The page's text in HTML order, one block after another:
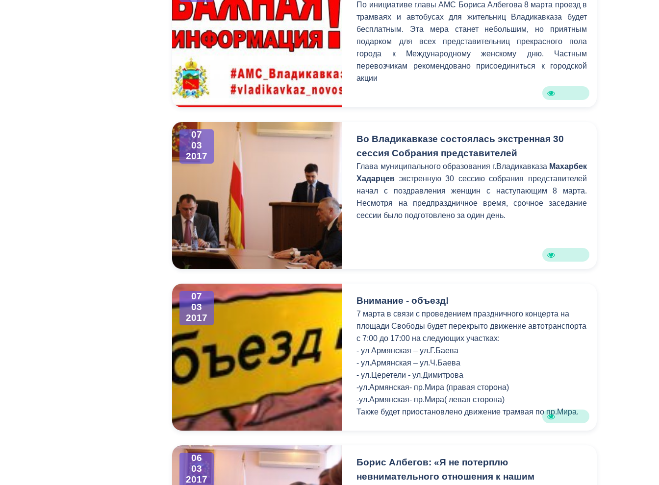
По инициативе главы АМС Бориса Албегова 8 марта проезд в
трамваях и автобусах для жительниц Владикавказа будет
бесплатным. Эта мера станет небольшим, но приятным
подарком для всех представительниц прекрасного пола
города к Международному женскому дню. Частным
перевозчикам рекомендовано присоединиться к городской
акции
07
03
2017
Во Владикавказе состоялась экстренная 30
сессия Собрания представителей
Глава муниципального образования г.Владикавказа Махарбек
Хадарцев экстренную 30 сессию собрания представителей
начал с поздравления женщин с наступающим 8 марта.
Несмотря на предпраздничное время, срочное заседание
сессии было подготовлено за один день.
07
03
2017
Внимание - объезд!
7 марта в связи с проведением праздничного концерта на
площади Свободы будет перекрыто движение автотранспорта
с 7:00 до 17:00 на следующих участках:
- ул Армянская – ул.Г.Баева
- ул.Армянская – ул.Ч.Баева
- ул.Церетели - ул.Димитрова
-ул.Армянская- пр.Мира (правая сторона)
-ул.Армянская- пр.Мира( левая сторона)
Также будет приостановлено движение трамвая по пр.Мира.
06
03
2017
Борис Албегов: «Я не потерплю
невнимательного отношения к нашим